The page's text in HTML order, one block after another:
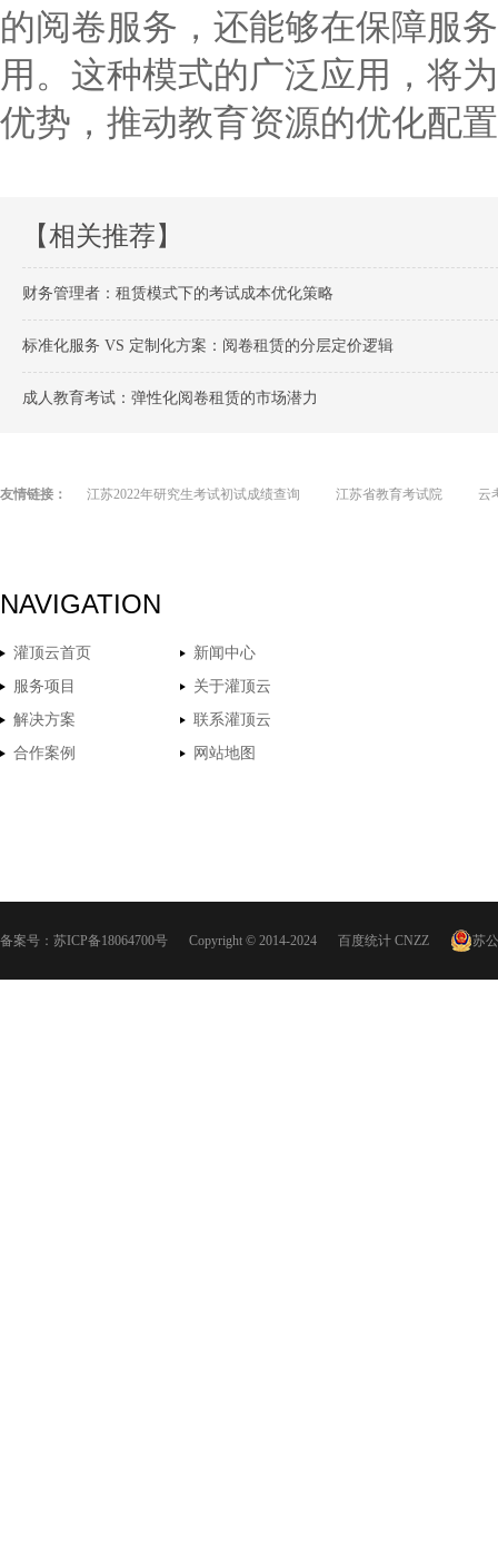
的阅卷服务，还能够在保障服
用。这种模式的广泛应用，将
优势，推动教育资源的优化配
【相关推荐】
财务管理者：租赁模式下的考试成本优化策略
标准化服务 VS 定制化方案：阅卷租赁的分层定价逻辑
成人教育考试：弹性化阅卷租赁的市场潜力
友情链接： 江苏2022年研究生考试初试成绩查询 江苏省教育考试院 云
NAVIGATION
灌顶云首页
新闻中心
服务项目
关于灌顶云
解决方案
联系灌顶云
合作案例
网站地图
备案号： 苏ICP备18064700号 Copyright © 2014-2024 百度统计 CNZZ 苏